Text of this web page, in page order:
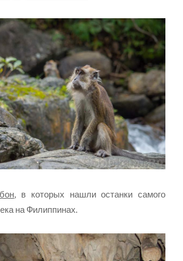
, в которых нашли останки самого
на Филиппинах.